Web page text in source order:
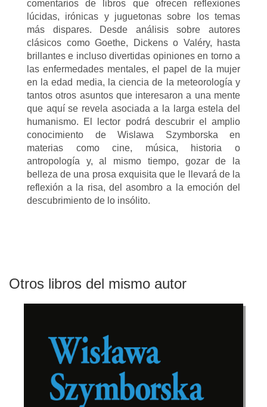
comentarios de libros que ofrecen reflexiones
lúcidas, irónicas y juguetonas sobre los temas
más dispares. Desde análisis sobre autores
clásicos como Goethe, Dickens o Valéry, hasta
brillantes e incluso divertidas opiniones en torno a
las enfermedades mentales, el papel de la mujer
en la edad media, la ciencia de la meteorología y
tantos otros asuntos que interesaron a una mente
que aquí se revela asociada a la larga estela del
humanismo. El lector podrá descubrir el amplio
conocimiento de Wislawa Szymborska en
materias como cine, música, historia o
antropología y, al mismo tiempo, gozar de la
belleza de una prosa exquisita que le llevará de la
reflexión a la risa, del asombro a la emoción del
descubrimiento de lo insólito.
Otros libros del mismo autor